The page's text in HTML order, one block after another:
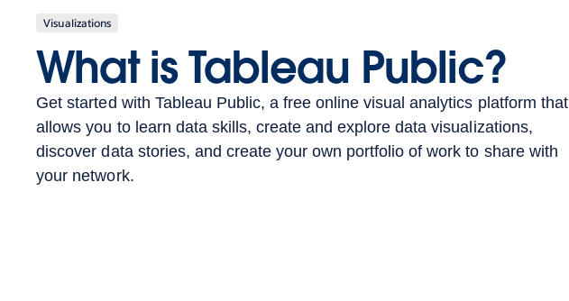
Visualizations
What is Tableau Public?
Get started with Tableau Public, a free online visual analytics platform that
allows you to learn data skills, create and explore data visualizations,
discover data stories, and create your own portfolio of work to share with
your network.